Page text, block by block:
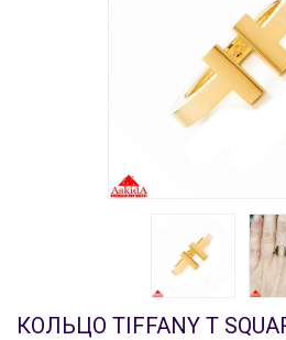
КОЛЬЦО TIFFANY T